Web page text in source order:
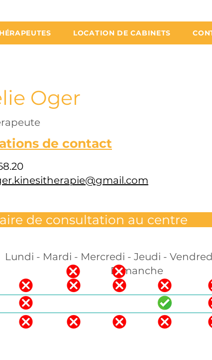
LOCATION DE CABINETS
Oger
de contact
consultation au
Lundi - Mardi - Mercredi - Jeudi -
Dimanche